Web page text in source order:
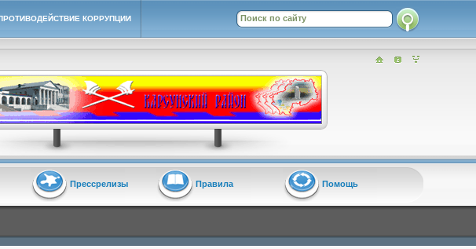
КОРРУПЦИИ
Прессрелизы Правила Помощь